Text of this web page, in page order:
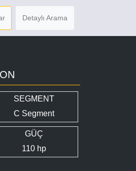
Detaylı Arama
SEGMENT
C Segment
GÜÇ
110 hp